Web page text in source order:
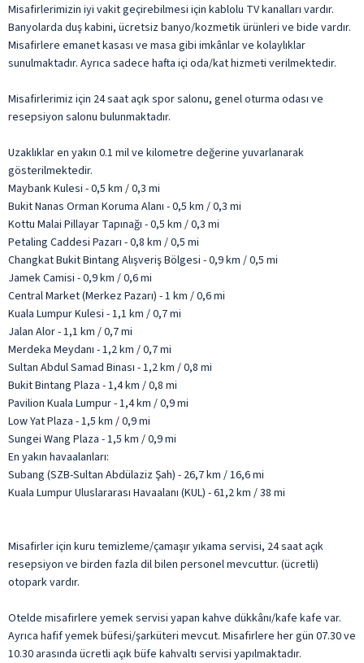
Misafirlerimizin iyi vakit geçirebilmesi için kablolu TV kanalları vardır.
Banyolarda duş kabini, ücretsiz banyo/kozmetik ürünleri ve bide vardır.
Misafirlere emanet kasası ve masa gibi imkânlar ve kolaylıklar
sunulmaktadır. Ayrıca sadece hafta içi oda/kat hizmeti verilmektedir.
Misafirlerimiz için 24 saat açık spor salonu, genel oturma odası ve
resepsiyon salonu bulunmaktadır.
Uzaklıklar en yakın 0.1 mil ve kilometre değerine yuvarlanarak
gösterilmektedir.
Maybank Kulesi - 0,5 km / 0,3 mi
Bukit Nanas Orman Koruma Alanı - 0,5 km / 0,3 mi
Kottu Malai Pillayar Tapınağı - 0,5 km / 0,3 mi
Petaling Caddesi Pazarı - 0,8 km / 0,5 mi
Changkat Bukit Bintang Alışveriş Bölgesi - 0,9 km / 0,5 mi
Jamek Camisi - 0,9 km / 0,6 mi
Central Market (Merkez Pazarı) - 1 km / 0,6 mi
Kuala Lumpur Kulesi - 1,1 km / 0,7 mi
Jalan Alor - 1,1 km / 0,7 mi
Merdeka Meydanı - 1,2 km / 0,7 mi
Sultan Abdul Samad Binası - 1,2 km / 0,8 mi
Bukit Bintang Plaza - 1,4 km / 0,8 mi
Pavilion Kuala Lumpur - 1,4 km / 0,9 mi
Low Yat Plaza - 1,5 km / 0,9 mi
Sungei Wang Plaza - 1,5 km / 0,9 mi
En yakın havaalanları:
Subang (SZB-Sultan Abdülaziz Şah) - 26,7 km / 16,6 mi
Kuala Lumpur Uluslararası Havaalanı (KUL) - 61,2 km / 38 mi
Misafirler için kuru temizleme/çamaşır yıkama servisi, 24 saat açık
resepsiyon ve birden fazla dil bilen personel mevcuttur. (ücretli)
otopark vardır.
Otelde misafirlere yemek servisi yapan kahve dükkânı/kafe kafe var.
Ayrıca hafif yemek büfesi/şarküteri mevcut. Misafirlere her gün 07.30 ve
10.30 arasında ücretli açık büfe kahvaltı servisi yapılmaktadır.